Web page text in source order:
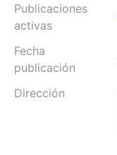
Publicaciones
activas
Fecha
publicación
Dirección